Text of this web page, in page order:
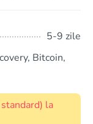
5-9 zile
Bitcoin,
la